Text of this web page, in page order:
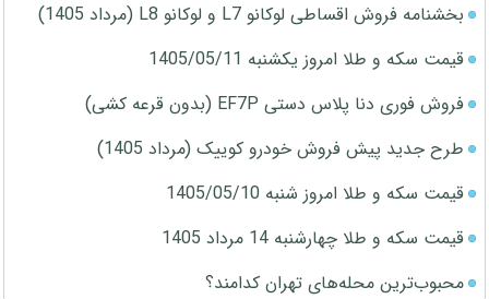
بخشنامه فروش اقساطی لوکانو L7 و لوکانو L8 (مرداد 1405)
قیمت سکه و طلا امروز یکشنبه 1405/05/11
فروش فوری دنا پلاس دستی EF7P (بدون قرعه کشی)
طرح جدید پیش فروش خودرو کوییک (مرداد 1405)
قیمت سکه و طلا امروز شنبه 1405/05/10
قیمت سکه و طلا چهارشنبه 14 مرداد 1405
محبوب‌ترین محله‌های تهران کدامند؟